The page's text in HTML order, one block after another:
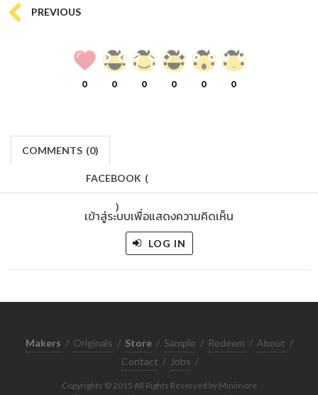
PREVIOUS
0 0 0 0 0 0
COMMENTS (0)
FACEBOOK (
)
เข้าสู่ระบบเพื่อแสดงความคิดเห็น
LOG IN
Makers / Originals / Store / Sample / Redeem / About /
Contact / Jobs /
Copyrights © 2015 All Rights Reserved by Minimore